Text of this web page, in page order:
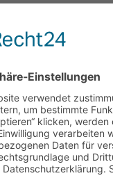
15.09.2026
19:00 -